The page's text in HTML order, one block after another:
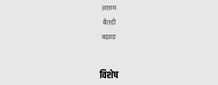
अछाम
बैतडी
बझाङ
विशेष